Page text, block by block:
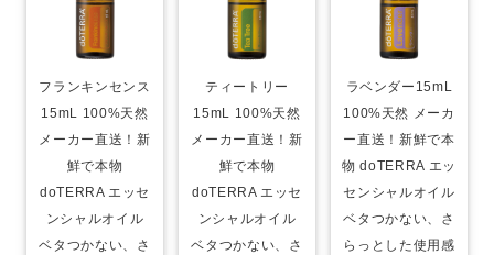
フランキンセンス
15mL 100%天然
メーカー直送！新
鮮で本物
doTERRA エッセ
ンシャルオイル
ベタつかない、さ
ティートリー
15mL 100%天然
メーカー直送！新
鮮で本物
doTERRA エッセ
ンシャルオイル
ベタつかない、さ
ラベンダー15mL
100%天然 メーカ
ー直送！新鮮で本
物 doTERRA エッ
センシャルオイル
ベタつかない、さ
らっとした使用感